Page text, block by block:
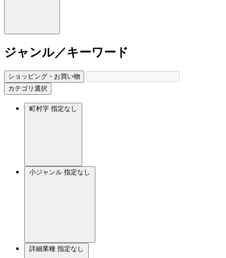
ジャンル／キーワード
ショッピング・お買い物
カテゴリ選択
町村字 指定なし
小ジャンル 指定なし
詳細業種 指定なし